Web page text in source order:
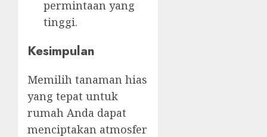
permintaan yang
tinggi.
Kesimpulan
Memilih tanaman hias
yang tepat untuk
rumah Anda dapat
menciptakan atmosfer